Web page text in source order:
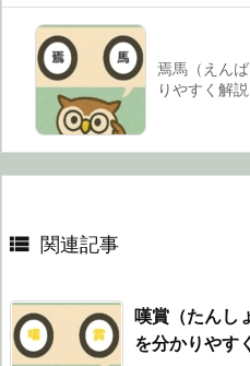
焉馬（えん
りやすく解
 関連記事
嘆賞（たんし
を分かりやす